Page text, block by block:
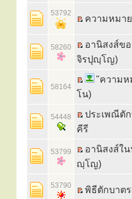
53792
ความหมา
58260
อานิสงส์ข
จิรปุญฺโญ)
58164
"ความห
โน)
54448
ประเพณีตัก
คีรี
53799
อานิสงส์ใ
ญฺโญ)
53790 พิธีตักบาตร